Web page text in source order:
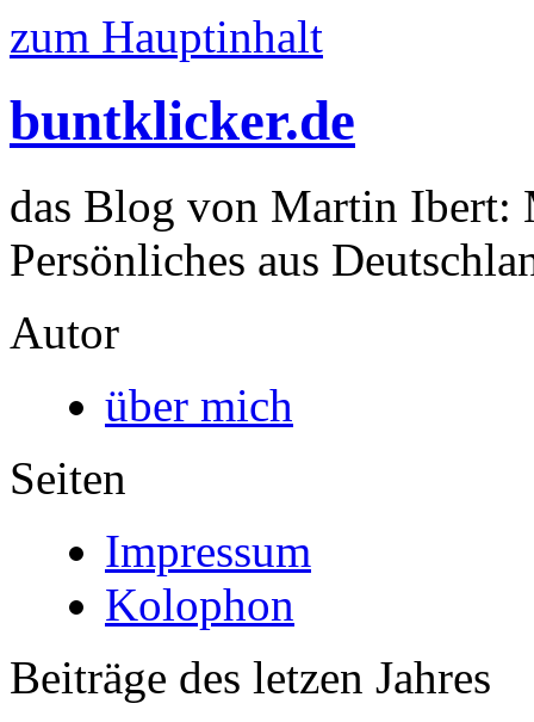
zum Hauptinhalt
buntklicker.de
das Blog von Martin Ibert:
Persönliches aus
Autor
über mich
Seiten
Impressum
Kolophon
Beiträge des letzen Jahres